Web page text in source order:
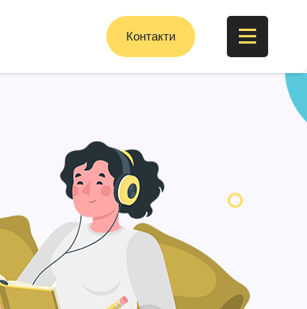
Контакти